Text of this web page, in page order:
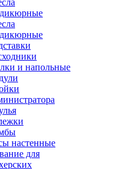
и напольные
настенные
для